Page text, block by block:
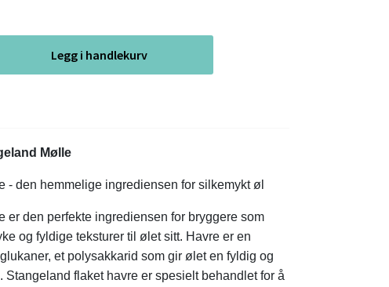
Legg i handlekurv
Mølle
- den hemmelige ingrediensen for silkemykt øl
er den perfekte ingrediensen for bryggere som
og fyldige teksturer til ølet sitt. Havre er en
et polysakkarid som gir ølet en fyldig og
Stangeland flaket havre er spesielt behandlet for å